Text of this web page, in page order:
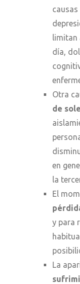
limitan
día,
Otra
de
en
la
El
y para
La